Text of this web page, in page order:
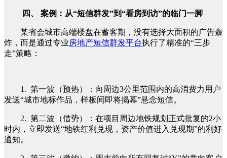
四、 案例：从“短信群发”到“看房到访”的临门一脚
某省会城市高端楼盘在蓄客期，没有选择大面积的广告轰
炸，而是通过专业房地产短信群发平台执行了精准的“三步
走”策略：
1. 第一波（预热）：向周边3公里范围内的高消费力用户
发送“城市地标作品，样板间即将揭幕”悬念短信。
2. 第二波（借势）：在项目周边地铁规划正式批复的2小
时内，立即发送“地铁红利兑现，资产价值进入兑现期”的利好
通知。